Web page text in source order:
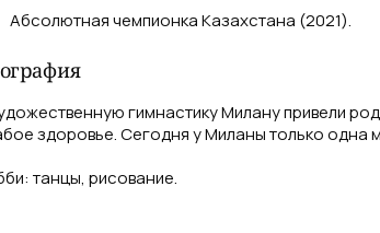
Абсолютная чемпионка Казахстана (2021).
гимнастику Милану привели
здоровье. Сегодня у Миланы только одна
танцы, рисование.